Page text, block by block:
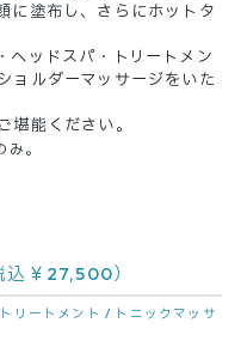
に塗布し、さらにホットタ
ヘッドスパ・トリートメン
ョルダーマッサージをいた
堪能ください。
。
￥27,500）
リートメント / トニックマッサ